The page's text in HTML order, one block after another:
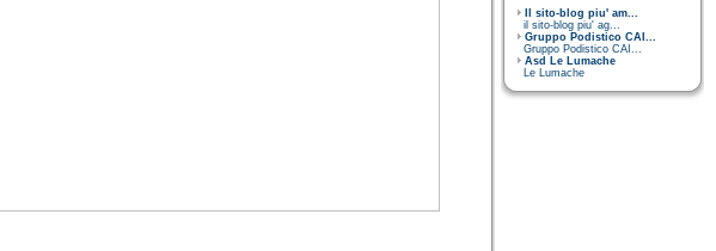
Il sito-blog piu' am...
il sito-blog piu' ag...
Gruppo Podistico CAI...
Gruppo Podistico CAI...
Asd Le Lumache
Le Lumache